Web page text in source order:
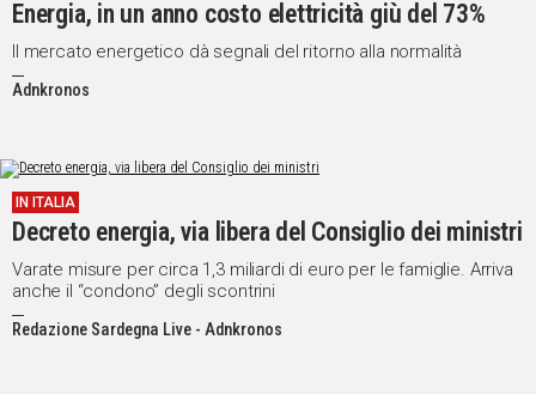
Energia, in un anno costo elettricità giù del 73%
Il mercato energetico dà segnali del ritorno alla normalità
Adnkronos
IN ITALIA
Decreto energia, via libera del Consiglio dei ministri
Varate misure per circa 1,3 miliardi di euro per le famiglie. Arriva
anche il “condono” degli scontrini
Redazione Sardegna Live - Adnkronos